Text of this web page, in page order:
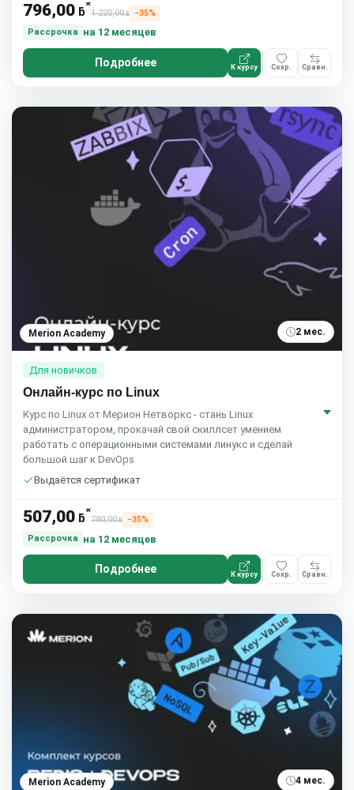
796,00 ƃ*
1 220,00ƃ
−35%
Рассрочка
на 12 месяцев
Подробнее К курсу Сохр. Сравн.
Merion Academy 2 мес.
Для новичков
Онлайн-курс по Linux
Курс по Linux от Мерион Нетворкс - стань Linux
администратором, прокачай свой скиллсет умением
работать с операционными системами линукс и сделай
большой шаг к DevOps
Выдаётся сертификат
507,00 ƃ*
780,00ƃ
−35%
Рассрочка
на 12 месяцев
Подробнее К курсу Сохр. Сравн.
Merion Academy 4 мес.